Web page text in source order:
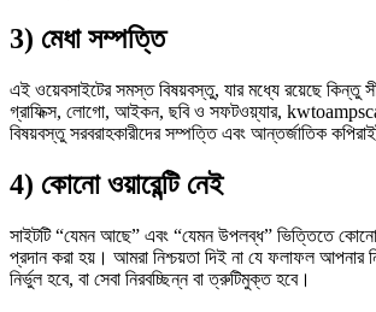
3) মেধা সম্পত্তি
এই ওয়েবসাইটের সমস্ত বিষয়বস্তু, যার মধ্যে রয়েছে কিন্তু
গ্রাফিক্স, লোগো, আইকন, ছবি ও সফটওয়্যার,
বিষয়বস্তু সরবরাহকারীদের সম্পত্তি এবং আন্তর্জাতিক
4) কোনো ওয়ারেন্টি নেই
সাইটটি “যেমন আছে” এবং “যেমন উপলব্ধ” ভিত্তিতে কোনো
প্রদান করা হয়। আমরা নিশ্চয়তা দিই না যে ফলাফল আপনার
নির্ভুল হবে, বা সেবা নিরবচ্ছিন্ন বা ত্রুটিমুক্ত হবে।